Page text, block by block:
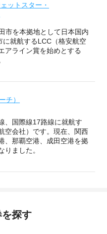
ットスター・
市を本拠地として日本国内
就航するLCC（格安航空
アライン賞を始めとする
チ）
、国際線17路線に就航す
空会社）です。現在、関西
、那覇空港、成田空港を拠
りました。
探す